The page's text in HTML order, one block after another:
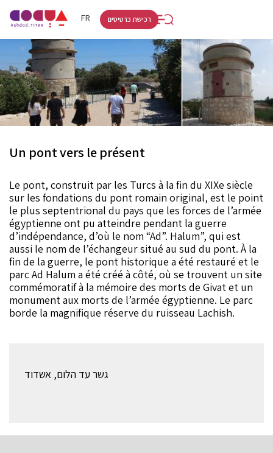
FR
HE
רכישת כרטיסים
Un pont vers le présent
Le pont, construit par les Turcs à la fin du XIXe siècle
sur les fondations du pont romain original, est le point
le plus septentrional du pays que les forces de l’armée
égyptienne ont pu atteindre pendant la guerre
d’indépendance, d’où le nom “Ad”. Halum”, qui est
aussi le nom de l’échangeur situé au sud du pont. À la
fin de la guerre, le pont historique a été restauré et le
parc Ad Halum a été créé à côté, où se trouvent un site
commémoratif à la mémoire des morts de Givat et un
monument aux morts de l’armée égyptienne. Le parc
borde la magnifique réserve du ruisseau Lachish.
גשר עד הלום, אשדוד